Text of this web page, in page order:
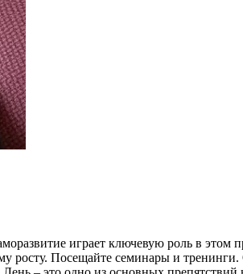
играет ключевую роль в этом
росту. Посещайте семинары и